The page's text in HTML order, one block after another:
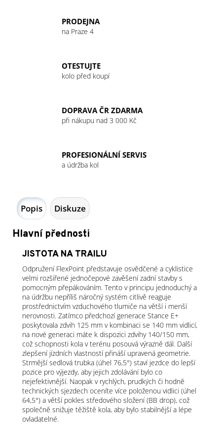
PRODEJNA
na Praze 4
OTESTUJTE
kolo před koupí
DOPRAVA ČR ZDARMA
při nákupu nad 3 000 Kč
PROFESIONÁLNÍ SERVIS
a údržba kol
Popis Diskuze
Hlavní přednosti
JISTOTA NA TRAILU
Odpružení FlexPoint představuje osvědčené a cyklistice
velmi rozšířené jednočepové zavěšení zadní stavby s
pomocným přepákováním. Tento v principu jednoduchý a
na údržbu nepříliš náročný systém citlivě reaguje
prostřednictvím vzduchového tlumiče na větší i menší
nerovnosti. Zatímco předchozí generace Stance E+
poskytovala zdvih 125 mm v kombinaci se 140 mm vidlicí,
na nové generaci máte k dispozici zdvihy 140/150 mm,
což schopnosti kola v terénu posouvá výrazně dál. Další
zlepšení jízdních vlastností přináší upravená geometrie.
Strmější sedlová trubka (úhel 76,5°) staví jezdce do lepší
pozice pro výjezdy, aby jejich zdolávání bylo co
nejefektivnější. Naopak v rychlých, prudkých či hodně
technických sjezdech oceníte více položenou vidlici (úhel
64,5°) a větší pokles středového složení (BB drop), což
společně snižuje těžiště kola, aby bylo stabilnější a lépe
ovladatelné.